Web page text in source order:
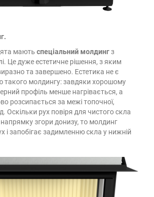
мають спеціальний молдинг з
Це дуже естетичне рішення, з яким
та завершено. Естетика не є
такого молдингу: завдяки хорошому
профіль менше нагрівається, а
розсипається за межі топочної,
Оскільки рух повіря для чистого скла
згори донизу, то молдинг
і запобігає задимленню скла у нижній